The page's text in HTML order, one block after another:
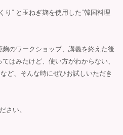
り” と玉ねぎ麹を使用した”韓国料理
のワークショップ、講義を終えた後
はみたけど、使い方がわからない、
ど、そんな時にぜひお試しいただき
さい。